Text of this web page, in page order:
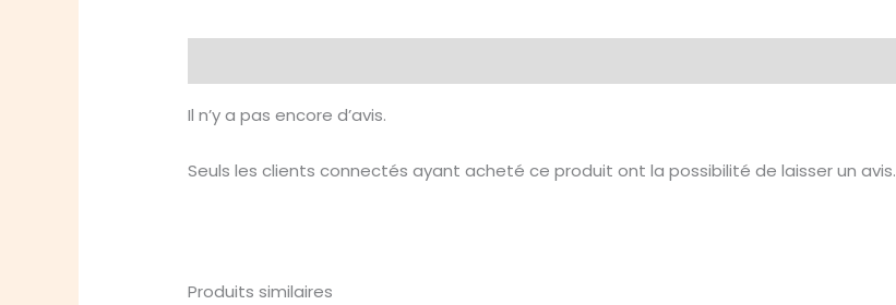
Il n’y a pas encore d’avis.
Seuls les clients connectés ayant acheté ce produit ont la possibilité de laisser un avis.
Produits similaires